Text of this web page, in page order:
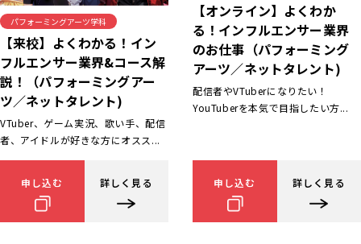
パフォーミングアーツ学科
【来校】よくわかる！イン
フルエンサー業界&コース解
説！（パフォーミングアー
ツ／ネットタレント)
VTuber、ゲーム実況、歌い手、配信
者、アイドルが好きな方にオスス...
申し込む 詳しく見る
【オンライン】よくわか
る！インフルエンサー業界
のお仕事（パフォーミング
アーツ／ネットタレント)
配信者やVTuberになりたい！
YouTuberを本気で目指したい方...
申し込む 詳しく見る